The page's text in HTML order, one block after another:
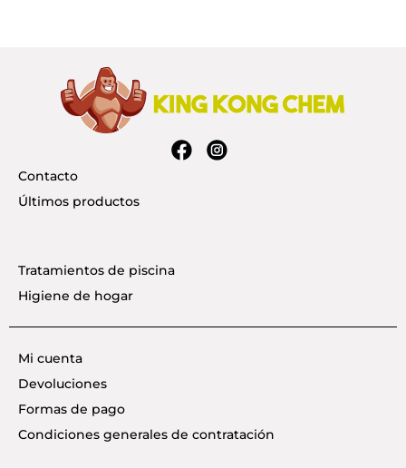
Contacto
Últimos productos
Tratamientos de piscina
Higiene de hogar
Mi cuenta
Devoluciones
Formas de pago
Condiciones generales de contratación